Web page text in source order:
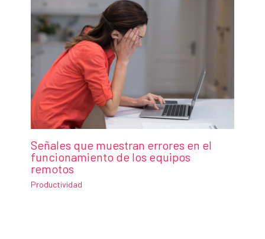
Señales que muestran errores en el
funcionamiento de los equipos
remotos
Productividad